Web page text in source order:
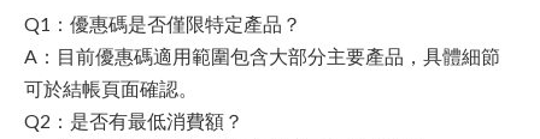
Q1：優惠碼是否僅限特定產品？
A：目前優惠碼適用範圍包含大部分主要產品，具體細節
可於結帳頁面確認。
Q2：是否有最低消費額？